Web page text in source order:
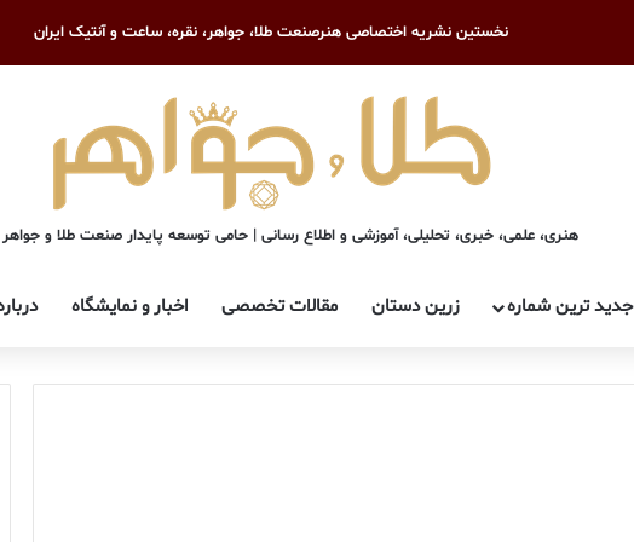
نخستین نشریه اختصاصی هنرصنعت طلا، جواهر، نقره، ساعت و آنتیک ایران
هنری، علمی، خبری، تحلیلی، آموزشی و اطلاع رسانی | حامی توسعه پایدار صنعت طلا و
جدید ترین شماره زرین دستان مقالات تخصصی اخبار و نمایشگاه